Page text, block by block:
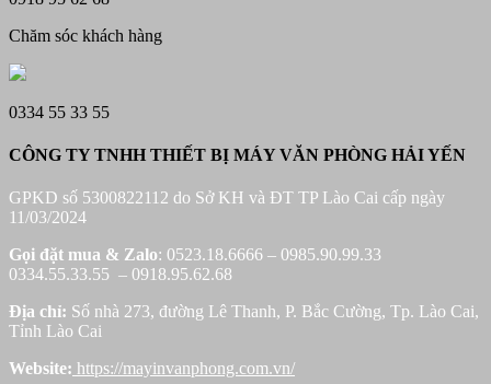
Chăm sóc khách hàng
0334 55 33 55
CÔNG TY TNHH THIẾT BỊ MÁY VĂN PHÒNG HẢI YẾN
GPKD số 5300822112 do Sở KH và ĐT TP Lào Cai cấp ngày
11/03/2024
Gọi đặt mua & Zalo: 0523.18.6666 – 0985.90.99.33
0334.55.33.55 – 0918.95.62.68
Địa chỉ: Số nhà 273, đường Lê Thanh, P. Bắc Cường, Tp. Lào Cai,
Tỉnh Lào Cai
Website: https://mayinvanphong.com.vn/